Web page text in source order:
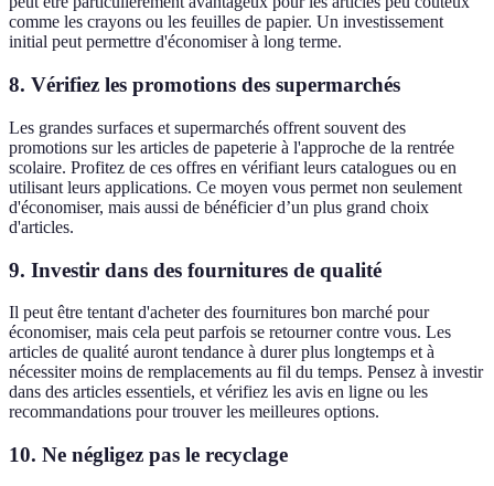
comme les crayons ou les feuilles de papier. Un investissement
initial peut permettre d'économiser à long terme.
8. Vérifiez les promotions des supermarchés
Les grandes surfaces et supermarchés offrent souvent des
promotions sur les articles de papeterie à l'approche de la rentrée
scolaire. Profitez de ces offres en vérifiant leurs catalogues ou en
utilisant leurs applications. Ce moyen vous permet non seulement
d'économiser, mais aussi de bénéficier d’un plus grand choix
d'articles.
9. Investir dans des fournitures de qualité
Il peut être tentant d'acheter des fournitures bon marché pour
économiser, mais cela peut parfois se retourner contre vous. Les
articles de qualité auront tendance à durer plus longtemps et à
nécessiter moins de remplacements au fil du temps. Pensez à investir
dans des articles essentiels, et vérifiez les avis en ligne ou les
recommandations pour trouver les meilleures options.
10. Ne négligez pas le recyclage